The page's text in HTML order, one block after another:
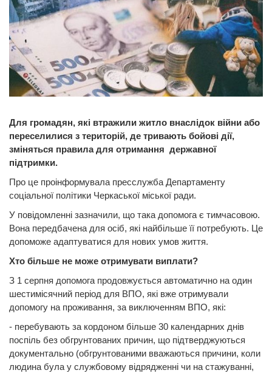
Для громадян, які втражили житло внаслідок війни або
переселилися з територій, де тривають бойові дії,
зміняться правила для отримання державної
підтримки.
Про це проінформувала пресслужба Департаменту
соціальної політики Черкаської міської ради.
У повідомленні зазначили, що така допомога є тимчасовою.
Вона передбачена для осіб, які найбільше її потребують. Це
допоможе адаптуватися для нових умов життя.
Хто більше не може отримувати виплати?
З 1 серпня допомога продовжується автоматично на один
шестимісячний період для ВПО, які вже отримували
допомогу на проживання, за виключенням ВПО, які:
- перебувають за кордоном більше 30 календарних днів
поспіль без обгрунтованих причин, що підтверджуються
документально (обгрунтованими вважаються причини, коли
людина була у службовому відрядженні чи на стажуванні,